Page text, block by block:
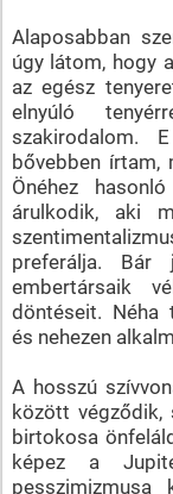
Alaposabban
úgy látom, hogy
az egész
elnyúló
szakirodalom.
bővebben írtam,
Önéhez
árulkodik, aki
preferálja. Bár
embertársaik
döntéseit. Néha
és nehezen
A hosszú
között végződik,
birtokosa
képez a
pesszimizmusa